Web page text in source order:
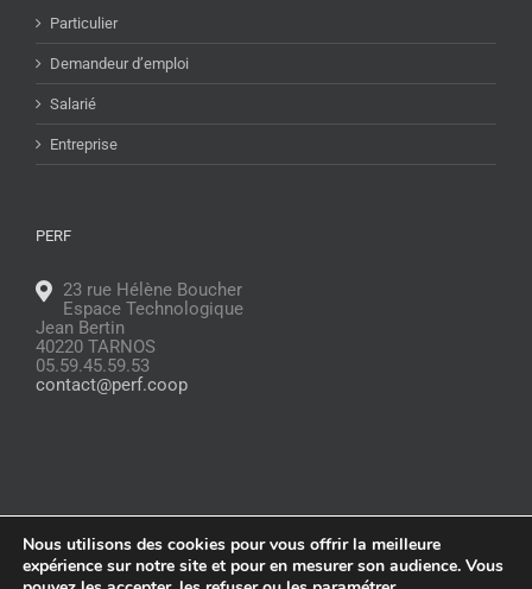
Particulier
Demandeur d’emploi
Salarié
Entreprise
PERF
23 rue Hélène Boucher
Espace Technologique
Jean Bertin
40220 TARNOS
05.59.45.59.53
contact@perf.coop
© Copyright2026 |Glossaire|Politique de confidentialité|Mentions
légales
Nous utilisons des cookies pour vous offrir la meilleure
expérience sur notre site et pour en mesurer son audience. Vous